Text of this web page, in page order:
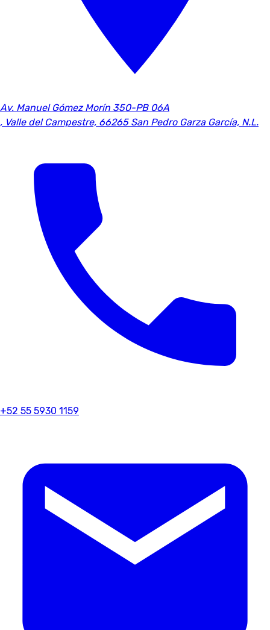
Av. Manuel Gómez Morín 350-PB 06A
, Valle del Campestre, 66265 San Pedro Garza García, N.L.
+52 55 5930 1159